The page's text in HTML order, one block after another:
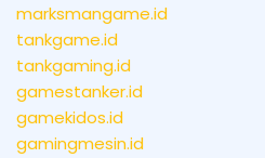
marksmangame.id
tankgame.id
tankgaming.id
gamestanker.id
gamekidos.id
gamingmesin.id